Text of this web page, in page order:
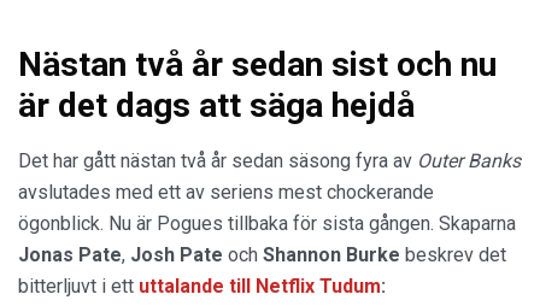
Nästan två år sedan sist och nu
är det dags att säga hejdå
Det har gått nästan två år sedan säsong fyra av Outer Banks
avslutades med ett av seriens mest chockerande
ögonblick. Nu är Pogues tillbaka för sista gången. Skaparna
Jonas Pate, Josh Pate och Shannon Burke beskrev det
bitterljuvt i ett uttalande till Netflix Tudum: